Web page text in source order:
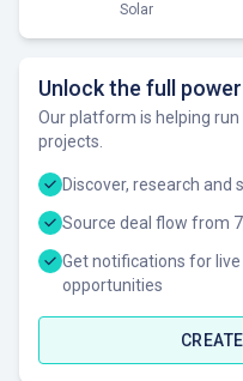
Solar
Unlock the full
Our platform is helping
projects.
Discover, research
Source deal flow from
Get notifications for
opportunities